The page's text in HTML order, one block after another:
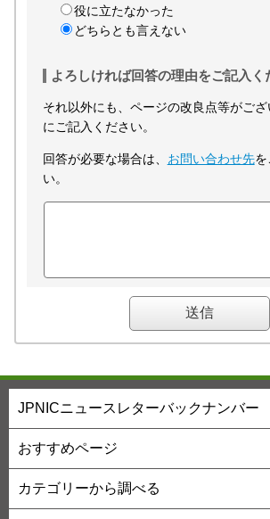
役に立たなかった
どちらとも言えない
よろしければ回答の理由をご記入く
それ以外にも、ページの改良点等がご
にご記入ください。
回答が必要な場合は、 お問い合わせ先を
い。
JPNICニュースレターバックナンバー
おすすめページ
カテゴリーから調べる